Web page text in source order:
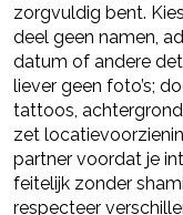
zorgvuldig bent.
deel geen namen,
datum of andere
liever geen foto’s;
tattoos,
zet
partner voordat je
feitelijk zonder
respecteer